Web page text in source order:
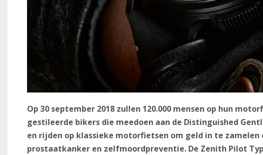
Op 30 september 2018 zullen 120.000 mensen op hun
gestileerde bikers die meedoen aan de Distinguished
en rijden op klassieke motorfietsen om geld in te
prostaatkanker en zelfmoordpreventie. De Zenith Pilot